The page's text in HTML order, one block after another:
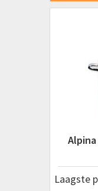
Laagste